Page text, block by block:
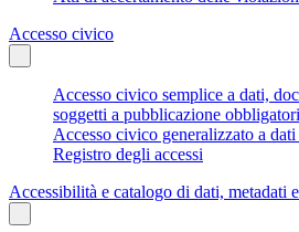
Accesso civico
Accesso civico semplice a dati,
soggetti a pubblicazione
Accesso civico generalizzato a
Registro degli accessi
Accessibilità e catalogo di dati, metadati